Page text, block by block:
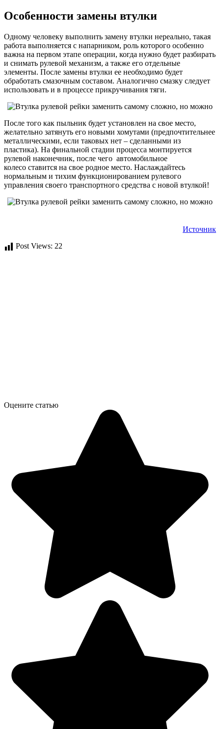
Особенности замены втулки
Одному человеку выполнить замену втулки нереально, такая
работа выполняется с напарником, роль которого особенно
важна на первом этапе операции, когда нужно будет разбирать
и снимать рулевой механизм, а также его отдельные
элементы. После замены втулки ее необходимо будет
обработать смазочным составом. Аналогично смазку следует
использовать и в процессе прикручивания тяги.
После того как пыльник будет установлен на свое место,
желательно затянуть его новыми хомутами (предпочтительнее
металлическими, если таковых нет – сделанными из
пластика). На финальной стадии процесса монтируется
рулевой наконечник, после чего автомобильное
колесо ставится на свое родное место. Наслаждайтесь
нормальным и тихим функционированием рулевого
управления своего транспортного средства с новой втулкой!
Источник
Post Views: 22
Оцените статью